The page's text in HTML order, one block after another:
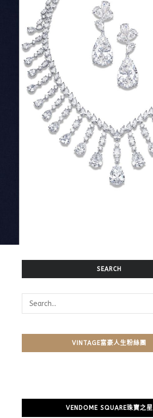
SEARCH
VINTAGE富豪人生粉絲團
VENDOME SQUARE珠寶之星